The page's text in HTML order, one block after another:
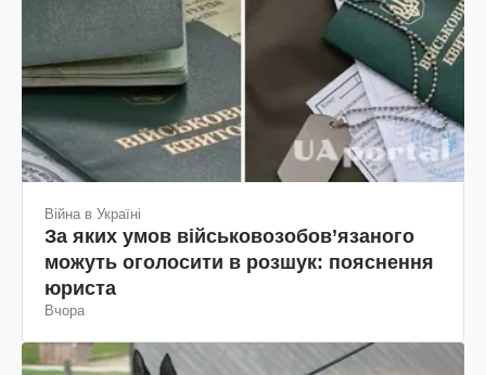
Війна в Україні
За яких умов військовозобов’язаного
можуть оголосити в розшук: пояснення
юриста
Вчора